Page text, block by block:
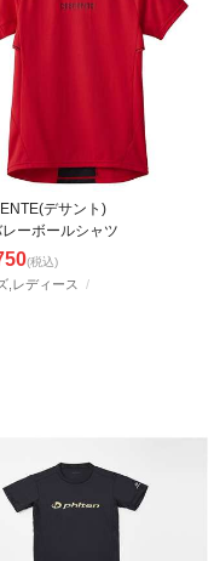
,レディース
デサント)
ーボールシャツ
(税込)